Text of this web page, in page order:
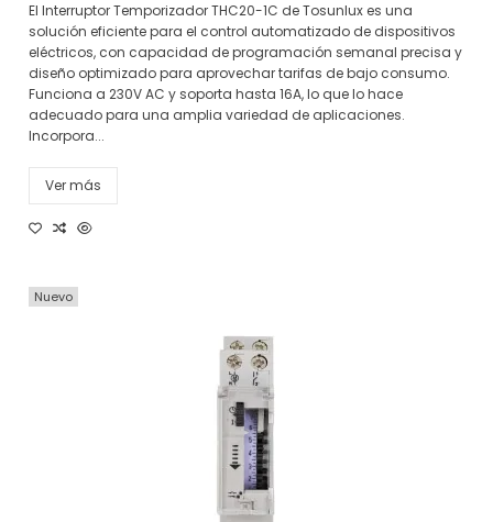
El Interruptor Temporizador THC20-1C de Tosunlux es una
solución eficiente para el control automatizado de dispositivos
eléctricos, con capacidad de programación semanal precisa y
diseño optimizado para aprovechar tarifas de bajo consumo.
Funciona a 230V AC y soporta hasta 16A, lo que lo hace
adecuado para una amplia variedad de aplicaciones.
Incorpora...
Ver más
Nuevo